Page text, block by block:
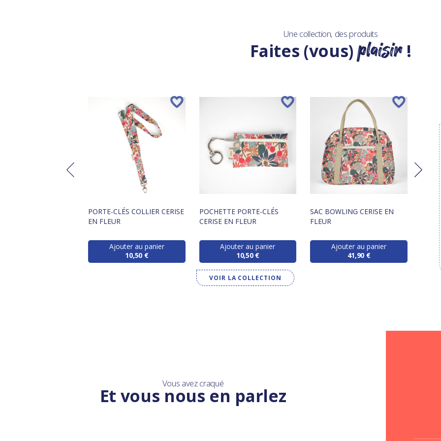
Une collection, des produits
Faites (vous)plaisir!
PORTE-CLÉS COLLIER CERISE
EN FLEUR
Ajouter au panier
10,50 €
POCHETTE PORTE-CLÉS
CERISE EN FLEUR
Ajouter au panier
10,50 €
SAC BOWLING CERISE EN
FLEUR
Ajouter au panier
41,90 €
FLEUR
VOIR LA COLLECTION
Vous avez craqué
Et vous nous en parlez